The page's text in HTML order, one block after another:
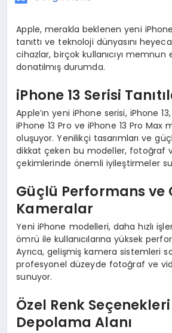
Apple, merakla beklenen yeni
tanıttı ve teknoloji dünyasını
cihazlar, birçok kullanıcıyı memnun
donatılmış durumda.
iPhone 13 Serisi
Apple’ın yeni iPhone serisi, iPhone
iPhone 13 Pro ve iPhone 13 Pro Max
oluşuyor. Yenilikçi tasarımları ve
dikkat çeken bu modeller, fotoğraf
çekimlerinde önemli iyileştirmeler
Güçlü Performans ve
Kameralar
Yeni iPhone modelleri, daha hızlı
ömrü ile kullanıcılarına yüksek
Ayrıca, gelişmiş kamera sistemleri
profesyonel düzeyde fotoğraf ve
sunuyor.
Özel Renk
Depolama Alanı